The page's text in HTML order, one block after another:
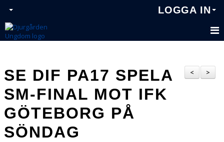
LOGGA IN
>
<
SE DIF PA17 SPELA
SM-FINAL MOT IFK
GÖTEBORG PÅ
SÖNDAG